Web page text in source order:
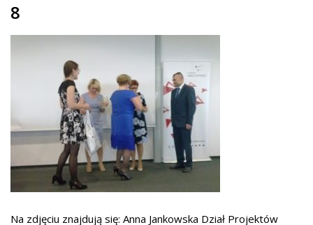
8
Na zdjęciu znajdują się: Anna Jankowska Dział Projektów